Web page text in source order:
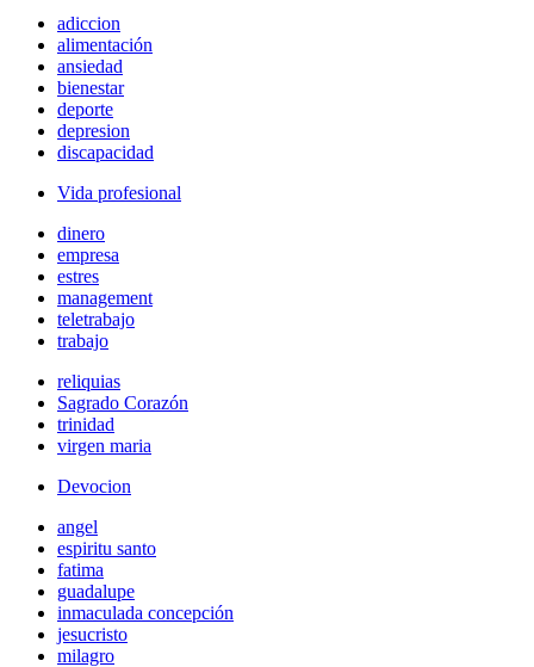
adiccion
alimentación
ansiedad
bienestar
deporte
depresion
discapacidad
Vida profesional
dinero
empresa
estres
management
teletrabajo
trabajo
reliquias
Sagrado Corazón
trinidad
virgen maria
Devocion
angel
espiritu santo
fatima
guadalupe
inmaculada concepción
jesucristo
milagro